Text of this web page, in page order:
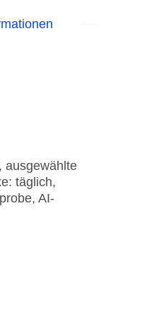
ausgewählte
täglich,
AI-